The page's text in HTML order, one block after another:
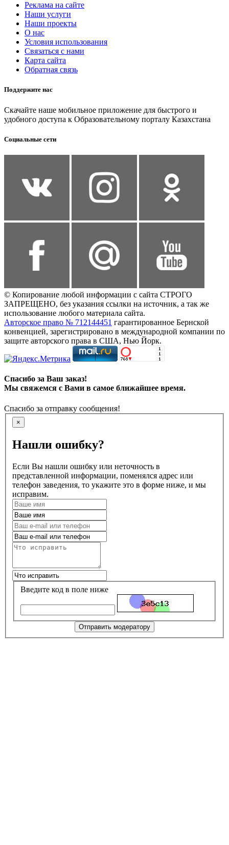
Реклама на сайте
Наши услуги
Наши проекты
О нас
Условия использования
Связаться с нами
Карта сайта
Обратная связь
Поддержите нас
Скачайте наше мобильное приложение для быстрого и
удобного доступа к Образовательному порталу Казахстана
Социальные сети
© Копирование любой информации с сайта СТРОГО
ЗАПРЕЩЕНО, без указания ссылки на источник, а так же
использование любого материала сайта.
Авторское право № 712144451 гарантированное Бернской
конвенцией, зарегистрировано в международной компании по
защите авторского права в США, Нью Йорк.
Спасибо за Ваш заказ!
Мы свяжемся с Вами в самое ближайшее время.
Спасибо за отправку сообщения!
×
Нашли ошибку?
Если Вы нашли ошибку или неточность в
представленной информации, поменялся адрес или
телефон заведения, то укажите это в форме ниже, и мы
исправим.
Введите код в поле ниже
Отправить модератору